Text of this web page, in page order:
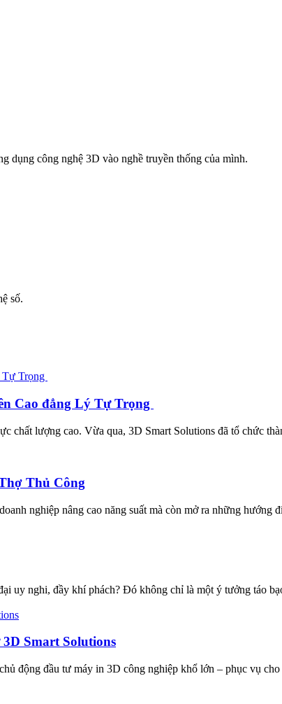
dụng công nghệ 3D vào nghề truyền thống của mình.
số.
Cao đẳng Lý Tự Trọng
chất lượng cao. Vừa qua, 3D Smart Solutions đã tổ chức
Thủ Công
nghiệp nâng cao năng suất mà còn mở ra những
uy nghi, đầy khí phách? Đó không chỉ là một ý tưởng táo
Smart Solutions
động đầu tư máy in 3D công nghiệp khổ lớn – phục vụ